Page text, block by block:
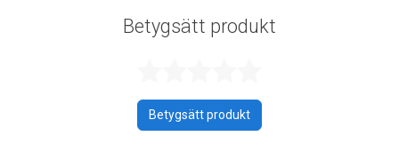
Betygsätt produkt
Betygsätt produkt